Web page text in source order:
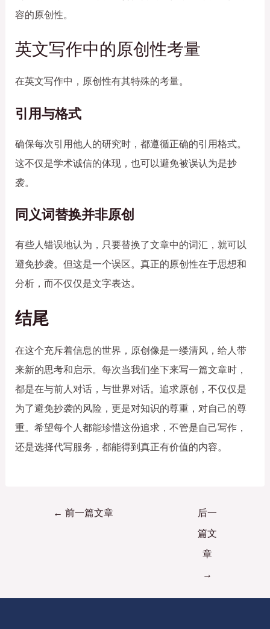
容的原创性。
英文写作中的原创性考量
在英文写作中，原创性有其特殊的考量。
引用与格式
确保每次引用他人的研究时，都遵循正确的引用格式。
这不仅是学术诚信的体现，也可以避免被误认为是抄
袭。
同义词替换并非原创
有些人错误地认为，只要替换了文章中的词汇，就可以
避免抄袭。但这是一个误区。真正的原创性在于思想和
分析，而不仅仅是文字表达。
结尾
在这个充斥着信息的世界，原创像是一缕清风，给人带
来新的思考和启示。每次当我们坐下来写一篇文章时，
都是在与前人对话，与世界对话。追求原创，不仅仅是
为了避免抄袭的风险，更是对知识的尊重，对自己的尊
重。希望每个人都能珍惜这份追求，不管是自己写作，
还是选择代写服务，都能得到真正有价值的内容。
← 前一篇文章
后一
篇文
章
→